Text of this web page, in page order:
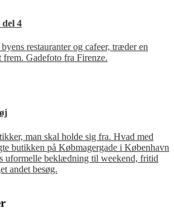
4
restauranter og cafeer, træder en
Gadefoto fra Firenze.
man skal holde sig fra. Hvad med
butikken på Købmagergade i København
uformelle beklædning til weekend, fritid
andet besøg.